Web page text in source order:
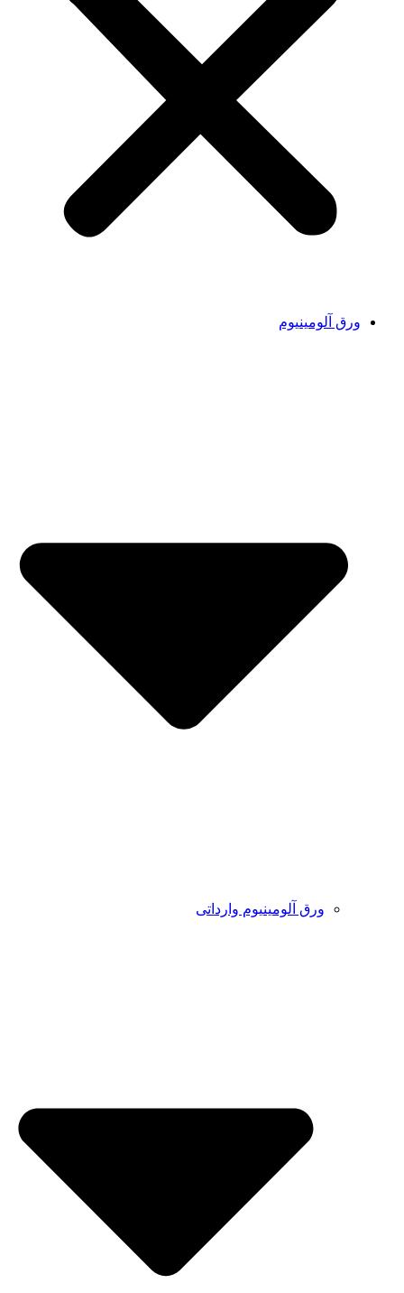
ورق آلومینیوم
ورق آلومینیوم وارداتی